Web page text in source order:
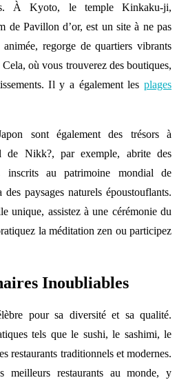
À Kyoto, le temple Kinkaku-ji,
de Pavillon d’or, est un site à ne pas
regorge de quartiers vibrants
où vous trouverez des boutiques,
Il y a également les plages
sont également des trésors à
de Nikk?, par exemple, abrite des
inscrits au patrimoine mondial de
paysages naturels époustouflants.
unique, assistez à une cérémonie du
la méditation zen ou participez
Inoubliables
pour sa diversité et sa qualité.
tels que le sushi, le sashimi, le
restaurants traditionnels et modernes.
meilleurs restaurants au monde, y